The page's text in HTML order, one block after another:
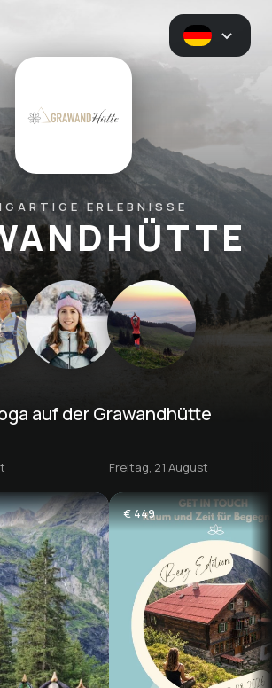
ERLEBNISSE
auf der Grawandhütte
Freitag, 21 August
€449